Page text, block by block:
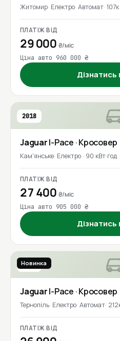
Житомир Електро Автомат
ПЛАТІЖ ВІД
29 000 ₴/міс
Ціна авто 960 000 ₴
Дізнатись
2018
JaguarI-Pace · Кросовер
Кам'янське Електро · 90 кВт·год
ПЛАТІЖ ВІД
27 400 ₴/міс
Ціна авто 905 000 ₴
Дізнатись
2018
Новинка
JaguarI-Pace · Кросовер
Тернопіль Електро Автомат
ПЛАТІЖ ВІД